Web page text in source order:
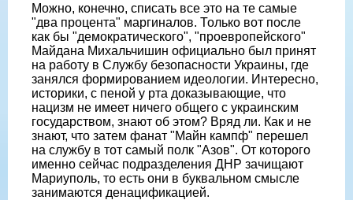
Можно, конечно, списать все это на те самые
"два процента" маргиналов. Только вот после
как бы "демократического", "проевропейского"
Майдана Михальчишин официально был принят
на работу в Службу безопасности Украины, где
занялся формированием идеологии. Интересно,
историки, с пеной у рта доказывающие, что
нацизм не имеет ничего общего с украинским
государством, знают об этом? Вряд ли. Как и не
знают, что затем фанат "Майн кампф" перешел
на службу в тот самый полк "Азов". От которого
именно сейчас подразделения ДНР зачищают
Мариуполь, то есть они в буквальном смысле
занимаются денацификацией.